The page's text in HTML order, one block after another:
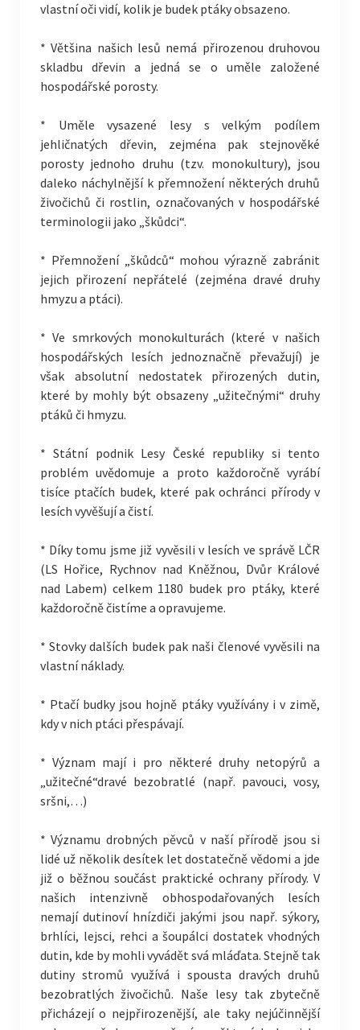
vlastní oči vidí, kolik je budek ptáky obsazeno.
* Většina našich lesů nemá přirozenou druhovou
skladbu dřevin a jedná se o uměle založené
hospodářské porosty.
* Uměle vysazené lesy s velkým podílem
jehličnatých dřevin, zejména pak stejnověké
porosty jednoho druhu (tzv. monokultury), jsou
daleko náchylnější k přemnožení některých druhů
živočichů či rostlin, označovaných v hospodářské
terminologii jako „škůdci“.
* Přemnožení „škůdců“ mohou výrazně zabránit
jejich přirození nepřátelé (zejména dravé druhy
hmyzu a ptáci).
* Ve smrkových monokulturách (které v našich
hospodářských lesích jednoznačně převažují) je
však absolutní nedostatek přirozených dutin,
které by mohly být obsazeny „užitečnými“ druhy
ptáků či hmyzu.
* Státní podnik Lesy České republiky si tento
problém uvědomuje a proto každoročně vyrábí
tisíce ptačích budek, které pak ochránci přírody v
lesích vyvěšují a čistí.
* Díky tomu jsme již vyvěsili v lesích ve správě LČR
(LS Hořice, Rychnov nad Kněžnou, Dvůr Králové
nad Labem) celkem 1180 budek pro ptáky, které
každoročně čistíme a opravujeme.
* Stovky dalších budek pak naši členové vyvěsili na
vlastní náklady.
* Ptačí budky jsou hojně ptáky využívány i v zimě,
kdy v nich ptáci přespávají.
* Význam mají i pro některé druhy netopýrů a
„užitečné“dravé bezobratlé (např. pavouci, vosy,
sršni,…)
* Významu drobných pěvců v naší přírodě jsou si
lidé už několik desítek let dostatečně vědomi a jde
již o běžnou součást praktické ochrany přírody. V
našich intenzivně obhospodařovaných lesích
nemají dutinoví hnízdiči jakými jsou např. sýkory,
brhlíci, lejsci, rehci a šoupálci dostatek vhodných
dutin, kde by mohli vyvádět svá mláďata. Stejně tak
dutiny stromů využívá i spousta dravých druhů
bezobratlých živočichů. Naše lesy tak zbytečně
přicházejí o nejpřirozenější, ale taky nejúčinnější